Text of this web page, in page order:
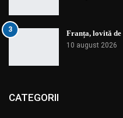
3 Franța, lovită de
10 august 2026
CATEGORII